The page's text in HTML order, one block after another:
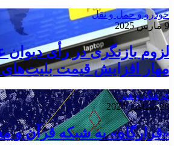
خودرو و حمل و نقل
9 مارس 2025
لزوم بازنگری در رأی دیوان
مهار افزایش قیمت بلیت‌های
فرهنگ و هنر
28 دسامبر 2024
«قرارگاه» به شبکه قرآن